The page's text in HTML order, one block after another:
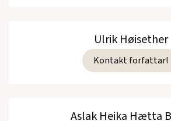
Ulrik Høisether
Kontakt forfattar!
Aslak Heika Hætta